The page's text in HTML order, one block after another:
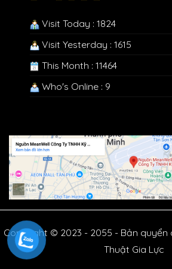
Visit Today : 1824
Visit Yesterday : 1615
This Month : 11464
Who's Online : 9
Copyright © 2023 - 2055 - Bản quyển
Thuật Gia Lực